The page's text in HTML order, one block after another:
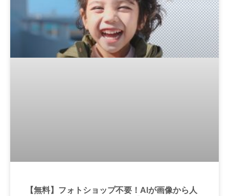
【無料】フォトショップ不要！AIが画像から人